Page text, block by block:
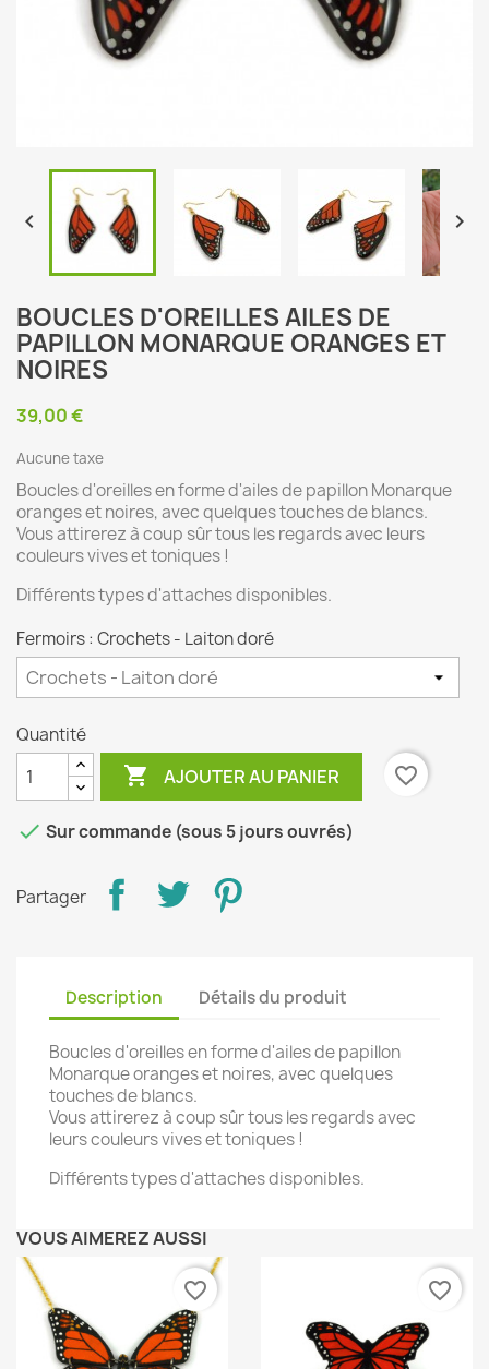
 
BOUCLES D'OREILLES AILES DE
PAPILLON MONARQUE ORANGES ET
NOIRES
39,00 €
Aucune taxe
Boucles d'oreilles en forme d'ailes de papillon Monarque
oranges et noires, avec quelques touches de blancs.
Vous attirerez à coup sûr tous les regards avec leurs
couleurs vives et toniques !
Différents types d'attaches disponibles.
Fermoirs : Crochets - Laiton doré
Quantité
 AJOUTER AU PANIER favorite_border
 Sur commande (sous 5 jours ouvrés)
Partager
Description Détails du produit
Boucles d'oreilles en forme d'ailes de papillon
Monarque oranges et noires, avec quelques
touches de blancs.
Vous attirerez à coup sûr tous les regards avec
leurs couleurs vives et toniques !
Différents types d'attaches disponibles.
VOUS AIMEREZ AUSSI
favorite_border favorite_border